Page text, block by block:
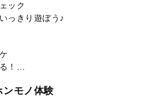
ック
っきり遊ぼう♪
！
ンモノ体験